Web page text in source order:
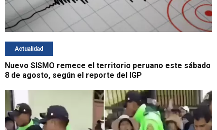
Actualidad
Nuevo SISMO remece el territorio peruano este sábado
8 de agosto, según el reporte del IGP